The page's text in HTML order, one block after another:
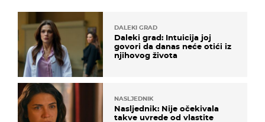
DALEKI GRAD
Daleki grad: Intuicija joj
govori da danas neće otići iz
njihovog života
NASLJEDNIK
Nasljednik: Nije očekivala
takve uvrede od vlastite